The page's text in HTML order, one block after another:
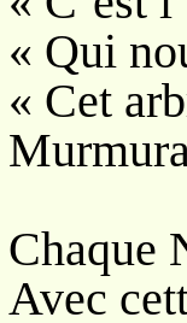
« Qui
« Cet
Chaque
Avec